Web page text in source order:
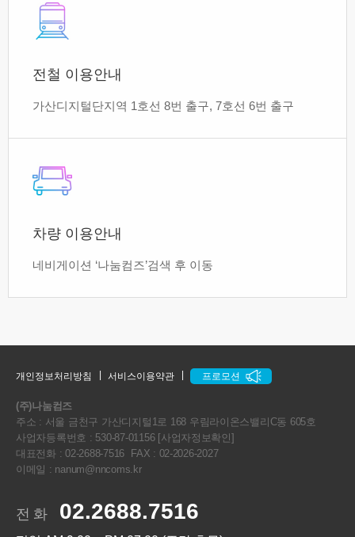
전철 이용안내
가산디지털단지역 1호선 8번 출구, 7호선 6번 출구
차량 이용안내
네비게이션 ‘나눔컴즈’검색 후 이동
개인정보처리방침 서비스이용약관 프로모션
(주)나눔컴즈
주소 : 서울 금천구 가산디지털1로 168 우림라이온스밸리C동 605호
사업자등록번호 : 530-87-01156 [사업자정보확인]
대표전화 :02-2688-7516 FAX : 02-2026-2027
이메일 : nanum@nncoms.kr
전 화 02.2688.7516